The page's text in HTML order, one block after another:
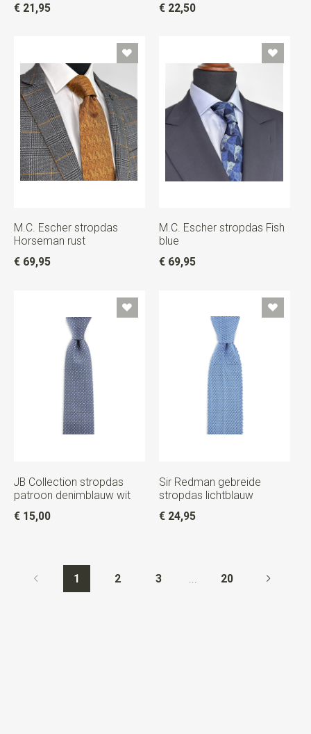
€ 21,95
€ 22,50
M.C. Escher stropdas
Horseman rust
€ 69,95
M.C. Escher stropdas Fish
blue
€ 69,95
JB Collection stropdas
patroon denimblauw wit
€ 15,00
Sir Redman gebreide
stropdas lichtblauw
€ 24,95
1 2 3 20